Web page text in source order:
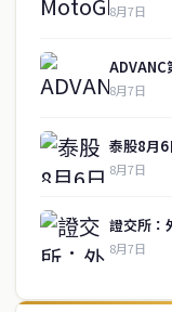
8月7日
8月7日
泰股8月
8月7日
證交所：
8月7日